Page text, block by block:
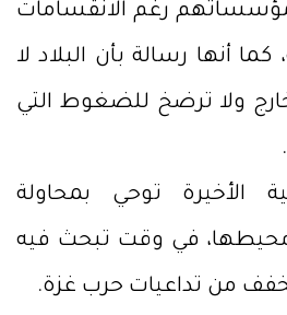
رغم الانقسامات
كما أنها رسالة بأن البلاد لا
ولا ترضخ للضغوط التي
الأخيرة توحي بمحاولة
محيطها، في وقت تبحث فيه
من تداعيات حرب غزة.